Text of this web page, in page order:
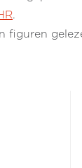
.
figuren